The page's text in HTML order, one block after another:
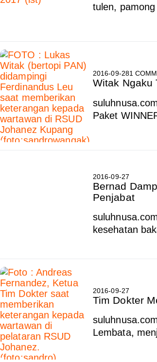
tulen,
2016-09-281
Witak Ngaku
Paket
2016-09-27
Bernad
Penjabat
kesehatan
2016-09-27
Tim Dokter
Lembata,